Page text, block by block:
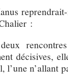
:
décisives,
l’une n’allant